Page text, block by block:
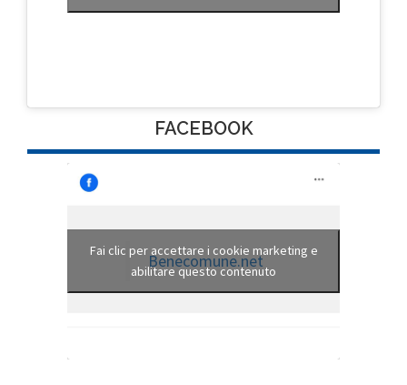
FACEBOOK
Benecomune.net
Fai clic per accettare i cookie marketing e
abilitare questo contenuto